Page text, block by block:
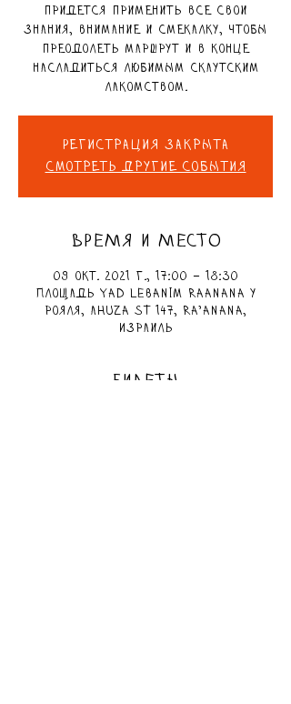
придется применить все свои
знания, внимание и смекалку, чтобы
преодолеть маршрут и в конце
насладиться любимым скаутским
лакомством.
Регистрация закрыта
Смотреть другие события
ВРЕМЯ И МЕСТО
09 окт. 2021 г., 17:00 – 18:30
Площадь Yad LeBanim Raanana у
рояля, Ahuza St 147, Ra'anana,
Израиль
БИЛЕТЫ